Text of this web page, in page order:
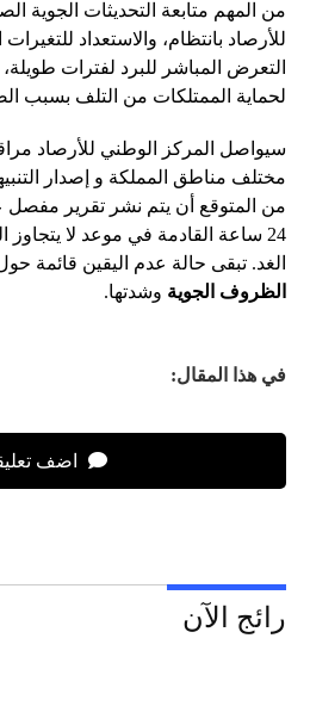
من المهم متابعة التحديثات الجوية
للأرصاد بانتظام، والاستعداد
التعرض المباشر للبرد لفترات طويلة،
لحماية الممتلكات من التلف بسبب
سيواصل المركز الوطني للأرصاد
مختلف مناطق المملكة و إصدار
من المتوقع أن يتم نشر تقرير
الغد. تبقى حالة عدم اليقين قائمة
الظروف الجوية وشدتها.
في هذا المقال:
اضف
رائج الآن